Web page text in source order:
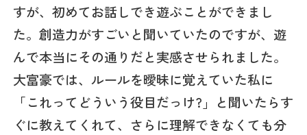
すが、初めてお話しでき遊ぶことができまし
た。創造力がすごいと聞いていたのですが、遊
んで本当にその通りだと実感させられました。
大富豪では、ルールを曖昧に覚えていた私に
「これってどういう役目だっけ?」と聞いたらす
ぐに教えてくれて、さらに理解できなくても分